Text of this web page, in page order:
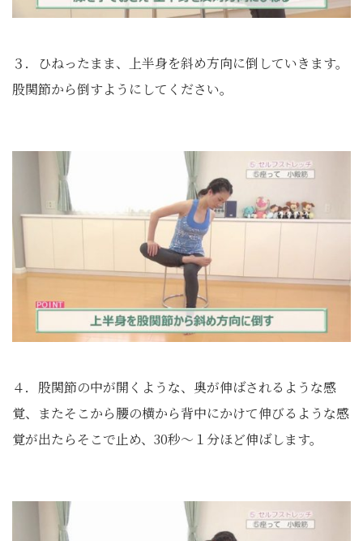
３．ひねったまま、上半身を斜め方向に倒していきます。
股関節から倒すようにしてください。
４．股関節の中が開くような、奥が伸ばされるような感
覚、またそこから腰の横から背中にかけて伸びるような感
覚が出たらそこで止め、30秒～１分ほど伸ばします。